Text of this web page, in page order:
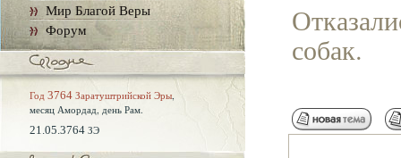
Мир Благой Веры
Форум
Год 3764 Заратуштрийской Эры,
месяц Амордад, день Рам.
21.05.3764 ЗЭ
собак.